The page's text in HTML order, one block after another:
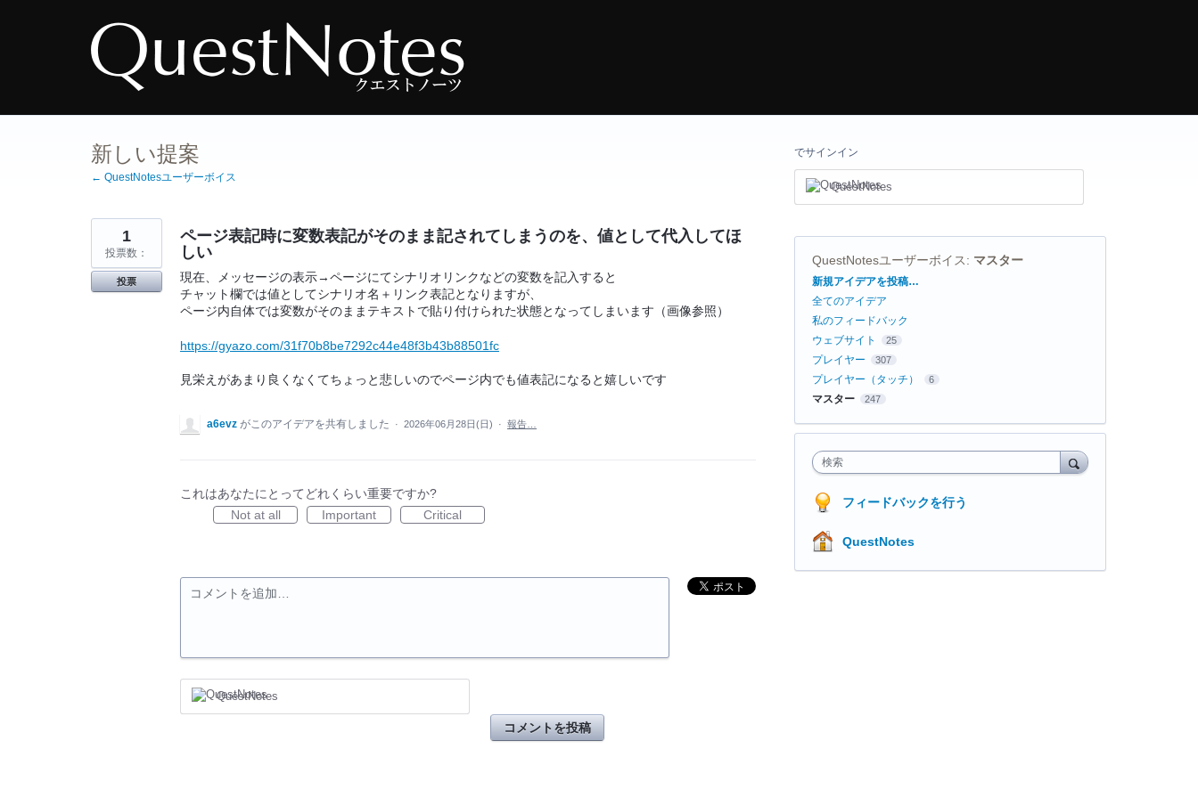
ッ
新しい提案
← QuestNotesユーザーボイス
ページ表記時に変数表記がそのまま記されてしまうのを、値として代入してほ
しい
現在、メッセージの表示→ページにてシナリオリンクなどの変数を記入すると
チャット欄では値としてシナリオ名＋リンク表記となりますが、
ページ内自体では変数がそのままテキストで貼り付けられた状態となってしまいます（画像参照）
https://gyazo.com/31f70b8be7292c44e48f3b43b88501fc
見栄えがあまり良くなくてちょっと悲しいのでページ内でも値表記になると嬉しいです
1
投票数：
投票
a6evz がこのアイデアを共有しました · 2026年06月28日(日) · 報告…
これはあなたにとってどれくらい重要ですか?
Not at all
Important Critical
コメントを追加…
QuestNotes
コメントを投稿
でサインイン
QuestNotes
QuestNotesユーザーボイス: マスター
カ
テ
ゴ
新規アイデアを投稿…
全てのアイデア
私のフィードバック
ウェブサイト
25
プレイヤー 307
プレイヤー（タッチ） 6
マスター 247
検索
フィードバックを行う
QuestNotes